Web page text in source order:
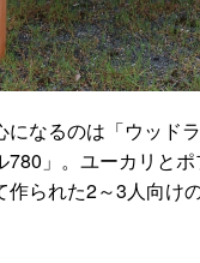
になるのは「ウッド
780」。ユーカリと
作られた2～3人向け